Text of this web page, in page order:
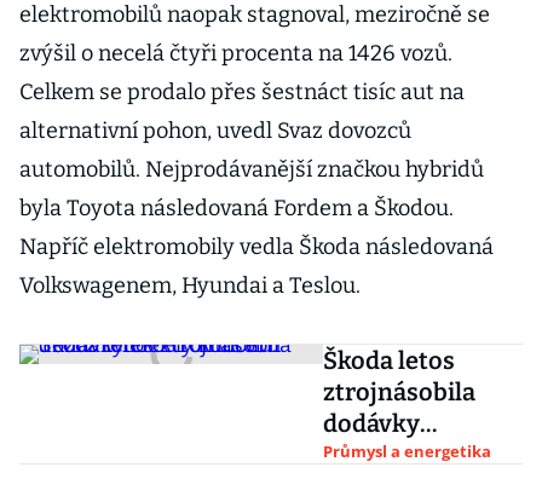
elektromobilů naopak stagnoval, meziročně se
zvýšil o necelá čtyři procenta na 1426 vozů.
Celkem se prodalo přes šestnáct tisíc aut na
alternativní pohon, uvedl Svaz dovozců
automobilů. Nejprodávanější značkou hybridů
byla Toyota následovaná Fordem a Škodou.
Napříč elektromobily vedla Škoda následovaná
Volkswagenem, Hyundai a Teslou.
Škoda letos
ztrojnásobila
dodávky
elektromobilů.
Průmysl a energetika